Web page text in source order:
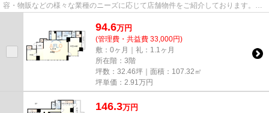
容・物販などの様々な業種のニーズに応じて店舗物件をご紹介しております。
尚、弊社ではおとり広告は一切...
94.6万円
(管理費・共益費 33,000円)
敷：0ヶ月｜礼：1.1ヶ月
所在階：3階
坪数：32.46坪｜面積：107.32㎡
坪単価： 2.91 万円
146.3万円